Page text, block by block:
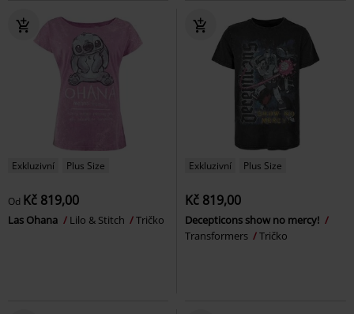
Exkluzivní Plus Size
Od Kč 819,00
Las Ohana Lilo & Stitch Tričko
Exkluzivní Plus Size
Kč 819,00
Decepticons show no mercy!
Transformers
Tričko